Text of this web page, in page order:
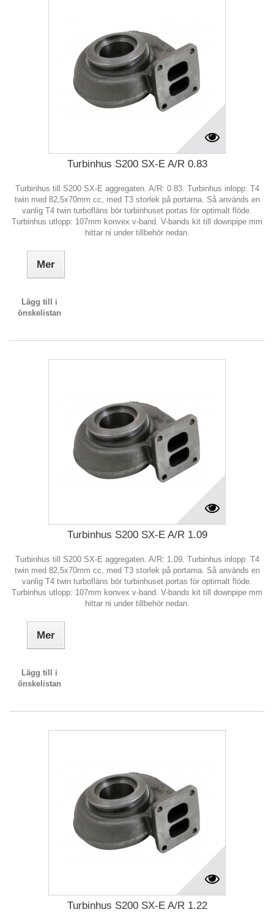
Turbinhus S200 SX-E A/R 0.83
Turbinhus till S200 SX-E aggregaten. A/R: 0.83. Turbinhus inlopp: T4
twin med 82,5x70mm cc, med T3 storlek på portarna. Så används en
vanlig T4 twin turbofläns bör turbinhuset portas för optimalt flöde.
Turbinhus utlopp: 107mm konvex v-band. V-bands kit till downpipe mm
hittar ni under tillbehör nedan.
Mer
Lägg till i
önskelistan
Turbinhus S200 SX-E A/R 1.09
Turbinhus till S200 SX-E aggregaten. A/R: 1.09. Turbinhus inlopp: T4
twin med 82,5x70mm cc, med T3 storlek på portarna. Så används en
vanlig T4 twin turbofläns bör turbinhuset portas för optimalt flöde.
Turbinhus utlopp: 107mm konvex v-band. V-bands kit till downpipe mm
hittar ni under tillbehör nedan.
Mer
Lägg till i
önskelistan
Turbinhus S200 SX-E A/R 1.22